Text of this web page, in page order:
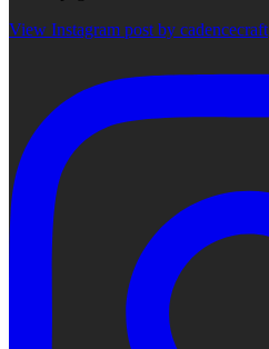
View Instagram post by cadencecraft